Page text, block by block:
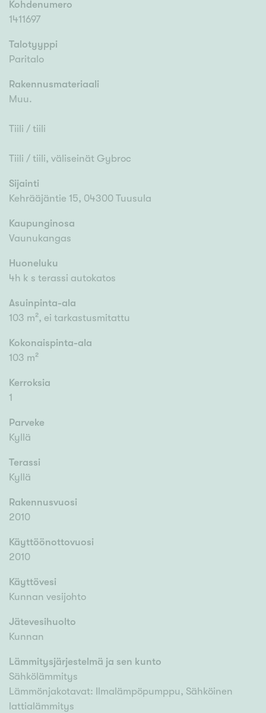
Kohdenumero
1411697
Talotyyppi
Paritalo
Rakennusmateriaali
Muu.
Tiili / tiili
Tiili / tiili, väliseinät Gybroc
Sijainti
Kehrääjäntie 15, 04300 Tuusula
Kaupunginosa
Vaunukangas
Huoneluku
4h k s terassi autokatos
Asuinpinta-ala
103 m², ei tarkastusmitattu
Kokonaispinta-ala
103 m²
Kerroksia
1
Parveke
Kyllä
Terassi
Kyllä
Rakennusvuosi
2010
Käyttöönottovuosi
2010
Käyttövesi
Kunnan vesijohto
Jätevesihuolto
Kunnan
Lämmitysjärjestelmä ja sen kunto
Sähkölämmitys
Lämmönjakotavat: Ilmalämpöpumppu, Sähköinen
lattialämmitys